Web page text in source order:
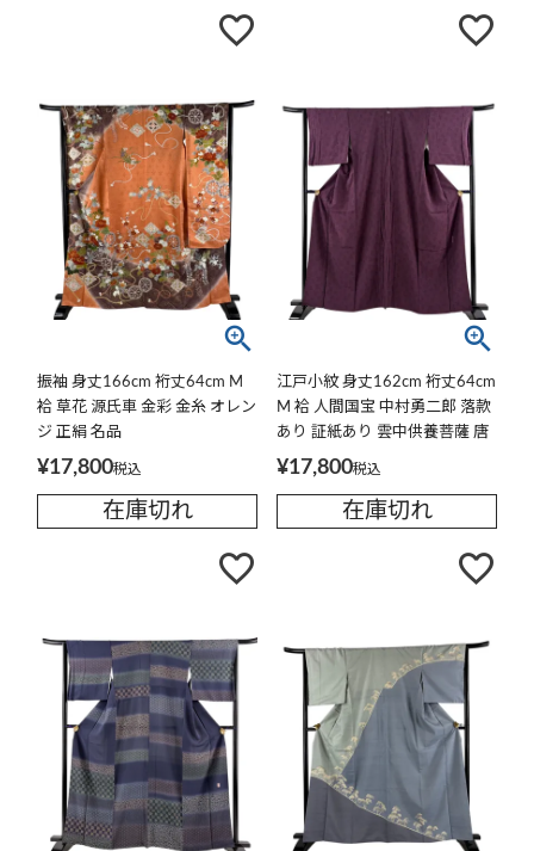
振袖 身丈166cm 裄丈64cm M
袷 草花 源氏車 金彩 金糸 オレン
ジ 正絹 名品
¥17,800税込
在庫切れ
江戸小紋 身丈162cm 裄丈64cm
M 袷 人間国宝 中村勇二郎 落款
あり 証紙あり 雲中供養菩薩 唐
草 赤紫 正絹 名品 一つ紋
¥17,800税込
在庫切れ